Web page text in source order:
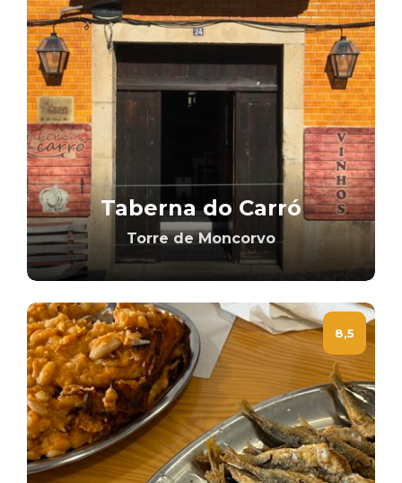
Taberna do Carró
Torre de Moncorvo
8,5